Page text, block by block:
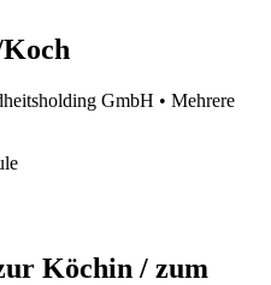
GmbH • Mehrere
Köchin / zum